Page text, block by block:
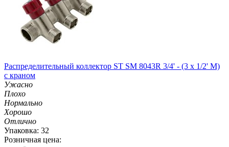
Распределительный коллектор ST SM 8043R 3/4' - (3 x 1/2' M)
с краном
Ужасно
Плохо
Нормально
Хорошо
Отлично
Упаковка: 32
Розничная цена: